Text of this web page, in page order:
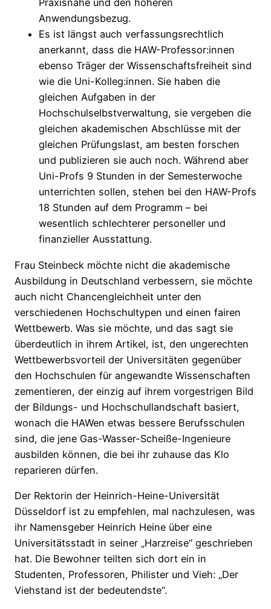
Praxisnähe und den höheren
Anwendungsbezug.
Es ist längst auch verfassungsrechtlich
anerkannt, dass die HAW-Professor:innen
ebenso Träger der Wissenschaftsfreiheit sind
wie die Uni-Kolleg:innen. Sie haben die
gleichen Aufgaben in der
Hochschulselbstverwaltung, sie vergeben die
gleichen akademischen Abschlüsse mit der
gleichen Prüfungslast, am besten forschen
und publizieren sie auch noch. Während aber
Uni-Profs 9 Stunden in der Semesterwoche
unterrichten sollen, stehen bei den HAW-Profs
18 Stunden auf dem Programm – bei
wesentlich schlechterer personeller und
finanzieller Ausstattung.
Frau Steinbeck möchte nicht die akademische
Ausbildung in Deutschland verbessern, sie möchte
auch nicht Chancengleichheit unter den
verschiedenen Hochschultypen und einen fairen
Wettbewerb. Was sie möchte, und das sagt sie
überdeutlich in ihrem Artikel, ist, den ungerechten
Wettbewerbsvorteil der Universitäten gegenüber
den Hochschulen für angewandte Wissenschaften
zementieren, der einzig auf ihrem vorgestrigen Bild
der Bildungs- und Hochschullandschaft basiert,
wonach die HAWen etwas bessere Berufsschulen
sind, die jene Gas-Wasser-Scheiße-Ingenieure
ausbilden können, die bei ihr zuhause das Klo
reparieren dürfen.
Der Rektorin der Heinrich-Heine-Universität
Düsseldorf ist zu empfehlen, mal nachzulesen, was
ihr Namensgeber Heinrich Heine über eine
Universitätsstadt in seiner „Harzreise“ geschrieben
hat. Die Bewohner teilten sich dort ein in
Studenten, Professoren, Philister und Vieh: „Der
Viehstand ist der bedeutendste“.